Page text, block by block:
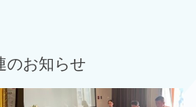
のお知らせ